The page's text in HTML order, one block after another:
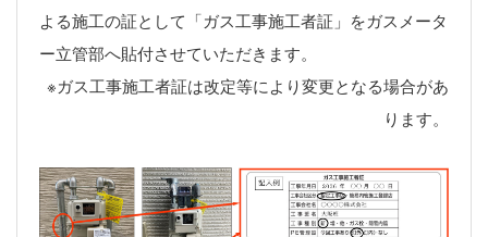
よる施工の証として「ガス工事施工者証」をガスメータ
ー立管部へ貼付させていただきます。
※ガス工事施工者証は改定等により変更となる場合があ
ります。